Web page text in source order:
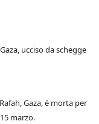
ucciso da schegge
Gaza, é morta per
marzo.